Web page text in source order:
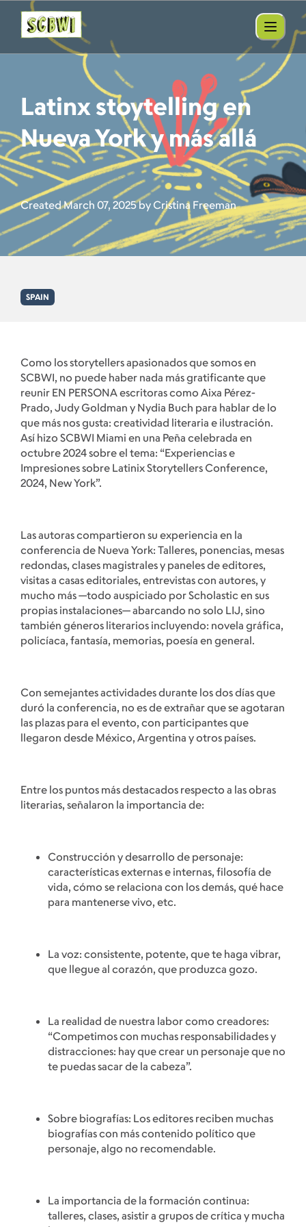
Latinx stoytelling en
Nueva York y más allá
Created March 07, 2025 by Cristina Freeman
SPAIN
Como los storytellers apasionados que somos en
SCBWI, no puede haber nada más gratificante que
reunir EN PERSONA escritoras como Aixa Pérez-
Prado, Judy Goldman y Nydia Buch para hablar de lo
que más nos gusta: creatividad literaria e ilustración.
Así hizo SCBWI Miami en una Peña celebrada en
octubre 2024 sobre el tema: “Experiencias e
Impresiones sobre Latinix Storytellers Conference,
2024, New York”.
Las autoras compartieron su experiencia en la
conferencia de Nueva York: Talleres, ponencias, mesas
redondas, clases magistrales y paneles de editores,
visitas a casas editoriales, entrevistas con autores, y
mucho más —todo auspiciado por Scholastic en sus
propias instalaciones— abarcando no solo LIJ, sino
también géneros literarios incluyendo: novela gráfica,
policíaca, fantasía, memorias, poesía en general.
Con semejantes actividades durante los dos días que
duró la conferencia, no es de extrañar que se agotaran
las plazas para el evento, con participantes que
llegaron desde México, Argentina y otros países.
Entre los puntos más destacados respecto a las obras
literarias, señalaron la importancia de:
Construcción y desarrollo de personaje:
características externas e internas, filosofía de
vida, cómo se relaciona con los demás, qué hace
para mantenerse vivo, etc.
La voz: consistente, potente, que te haga vibrar,
que llegue al corazón, que produzca gozo.
La realidad de nuestra labor como creadores:
“Competimos con muchas responsabilidades y
distracciones: hay que crear un personaje que no
te puedas sacar de la cabeza”.
Sobre biografías: Los editores reciben muchas
biografías con más contenido político que
personaje, algo no recomendable.
La importancia de la formación continua:
talleres, clases, asistir a grupos de crítica y mucha